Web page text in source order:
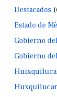
Destacados
Estado de
Gobierno
Gobierno